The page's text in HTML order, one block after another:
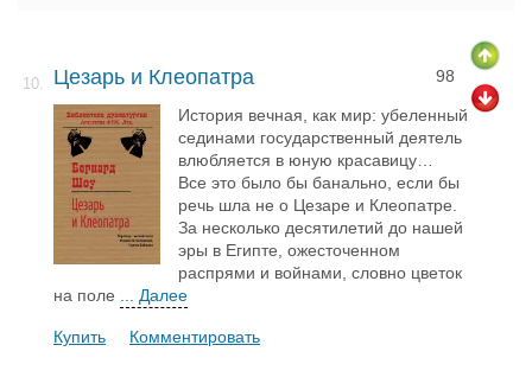
10. Цезарь и Клеопатра 98
История вечная, как мир: убеленный
сединами государственный деятель
влюбляется в юную красавицу…
Все это было бы банально, если бы
речь шла не о Цезаре и Клеопатре.
За несколько десятилетий до нашей
эры в Египте, ожесточенном
распрями и войнами, словно цветок
на поле
... Далее
Купить Комментировать